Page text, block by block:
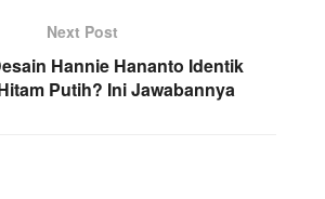
Next Post
Hannie Hananto Identik
Putih? Ini Jawabannya